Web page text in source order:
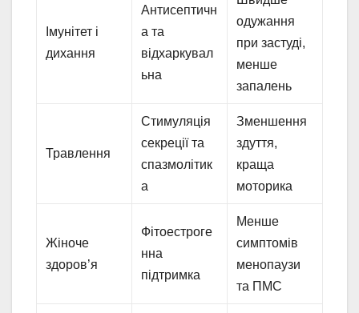
Імунітет і
дихання
Антисептичн
а та
відхаркувал
ьна
одужання
при застуді,
менше
запалень
Травлення
Стимуляція
секреції та
спазмолітик
а
Зменшення
здуття,
краща
моторика
Жіноче
здоров’я
Фітоестроге
нна
підтримка
Менше
симптомів
менопаузи
та ПМС